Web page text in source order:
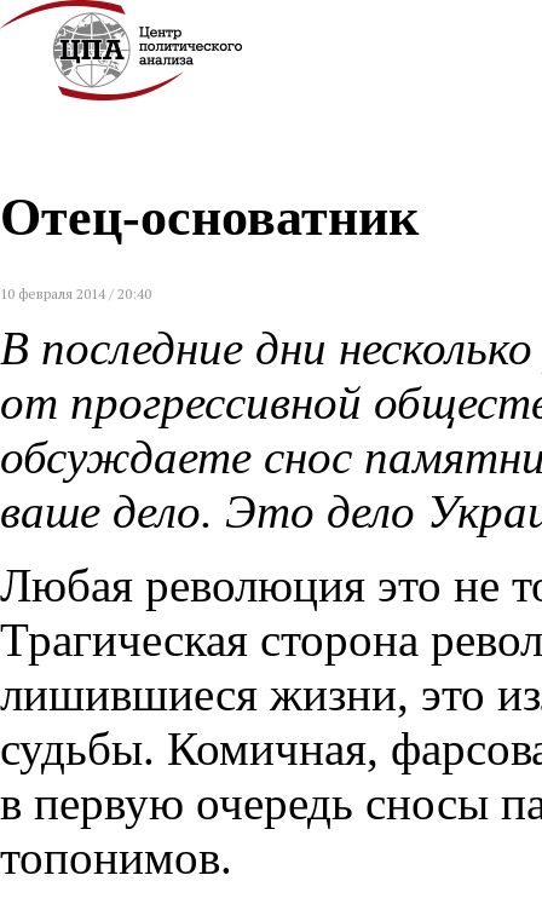
Отец-основатник
10 февраля 2014 / 20:40
В последние дни
от прогрессивной
обсуждаете снос
ваше дело. Это дело
Любая революция это не
Трагическая сторона
лишившиеся жизни, это
судьбы. Комичная,
в первую очередь сносы
топонимов.